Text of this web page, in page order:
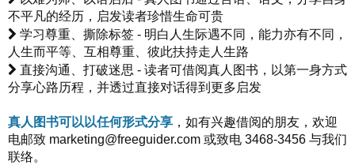
不平凡的经历，启发读者珍惜生命可贵
学习尊重、撕除标签 - 明白人生际遇不同，能力亦有不同，
人生而平等、互相尊重、彼此扶持走人生路
直接沟通、打破迷思 - 读者可借阅真人图书，以第一身方式
分享心路历程，并透过直接对话得到更多启发
真人图书可以以任何形式分享 ，如有兴趣借阅的朋友，欢迎
电邮致 marketing@freeguider.com 或致电 3468-3456 与我们
联络。